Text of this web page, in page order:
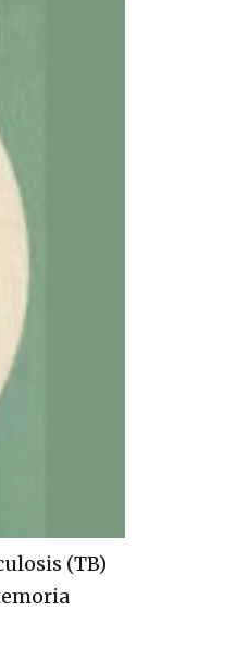
(TB)